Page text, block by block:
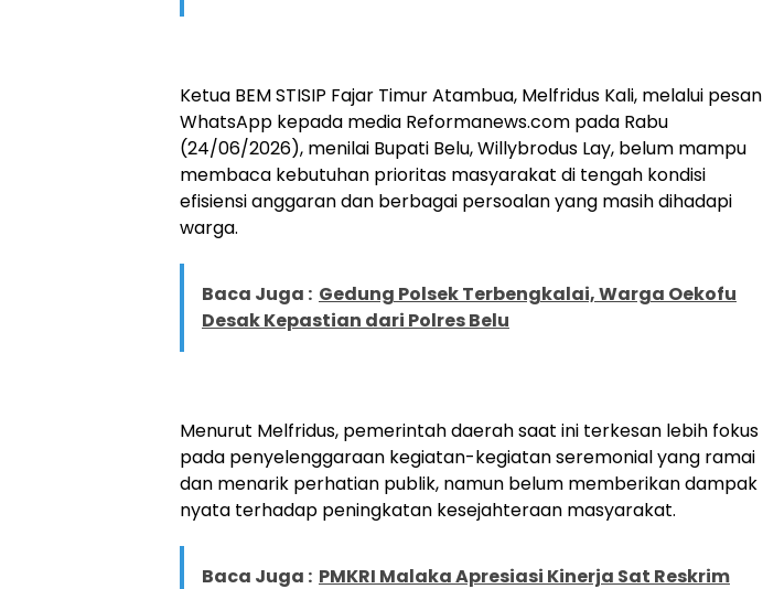
Ketua BEM STISIP Fajar Timur Atambua, Melfridus Kali, melalui pesan
WhatsApp kepada media Reformanews.com pada Rabu
(24/06/2026), menilai Bupati Belu, Willybrodus Lay, belum mampu
membaca kebutuhan prioritas masyarakat di tengah kondisi
efisiensi anggaran dan berbagai persoalan yang masih dihadapi
warga.
Baca Juga : Gedung Polsek Terbengkalai, Warga Oekofu
Desak Kepastian dari Polres Belu
Menurut Melfridus, pemerintah daerah saat ini terkesan lebih fokus
pada penyelenggaraan kegiatan-kegiatan seremonial yang ramai
dan menarik perhatian publik, namun belum memberikan dampak
nyata terhadap peningkatan kesejahteraan masyarakat.
Baca Juga : PMKRI Malaka Apresiasi Kinerja Sat Reskrim